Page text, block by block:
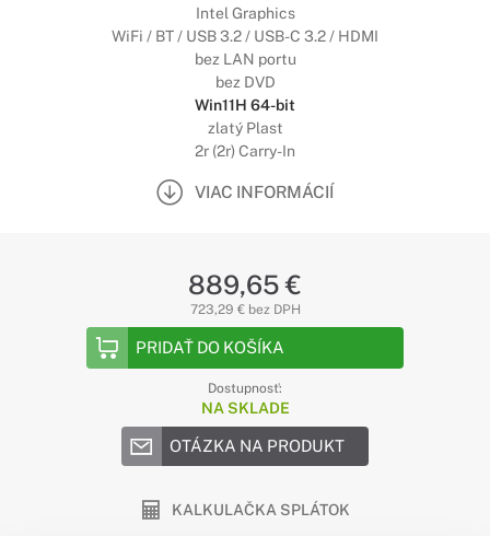
Intel Graphics
WiFi / BT / USB 3.2 / USB-C 3.2 / HDMI
bez LAN portu
bez DVD
Win11H 64-bit
zlatý Plast
2r (2r) Carry-In
VIAC INFORMÁCIÍ
889,65 €
723,29 € bez DPH
PRIDAŤ DO KOŠÍKA
Dostupnosť:
NA SKLADE
OTÁZKA NA PRODUKT
KALKULAČKA SPLÁTOK